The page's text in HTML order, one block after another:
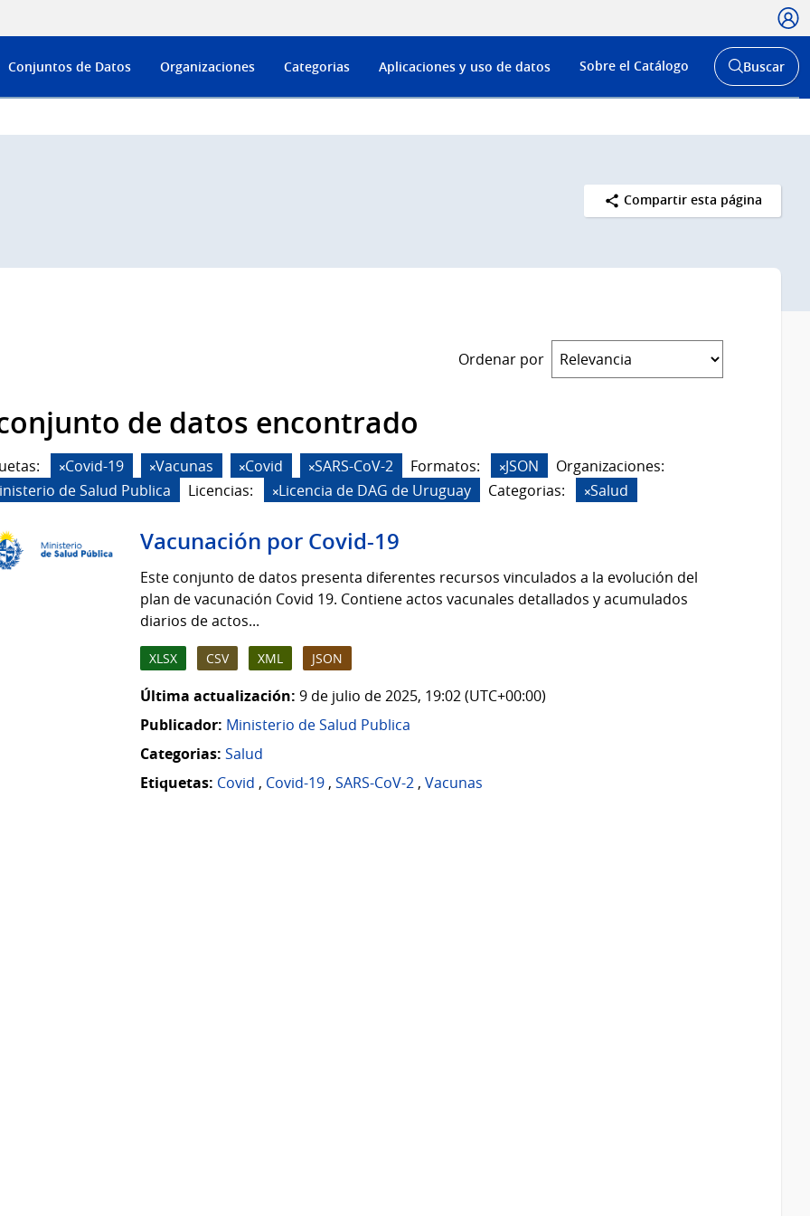
Menú
de
Conjuntos de Datos Organizaciones Categorias Aplicaciones y uso de datos Sobre el Catálogo
Abrir
buscador
Buscar
Compartir esta página
Ordenar por
de datos encontrado
Covid-19 Vacunas Covid SARS-CoV-2 Formatos: JSON
Organizaciones:
de Salud Publica
Licencias: Licencia de DAG de Uruguay Categorias: Salud
Vacunación por Covid-19
Este conjunto de datos presenta diferentes recursos vinculados a la evolución del
plan de vacunación Covid 19. Contiene actos vacunales detallados y acumulados
diarios de actos...
XLSX CSV XML JSON
Última actualización: 9 de julio de 2025, 19:02 (UTC+00:00)
Publicador: Ministerio de Salud Publica
Categorias: Salud
Etiquetas: Covid , Covid-19, SARS-CoV-2, Vacunas